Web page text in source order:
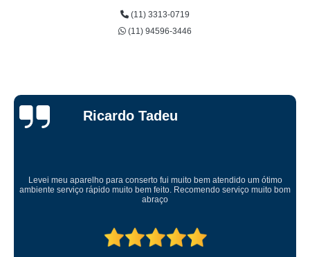
(11) 3313-0719
(11) 94596-3446
Ricardo Tadeu
Levei meu aparelho para conserto fui muito bem atendido um ótimo
ambiente serviço rápido muito bem feito. Recomendo serviço muito bom
abraço